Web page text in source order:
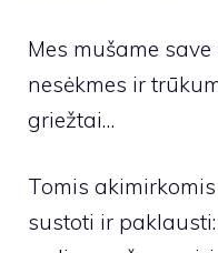
Mes mušame
nesėkmes ir
griežtai…
Tomis
sustoti ir